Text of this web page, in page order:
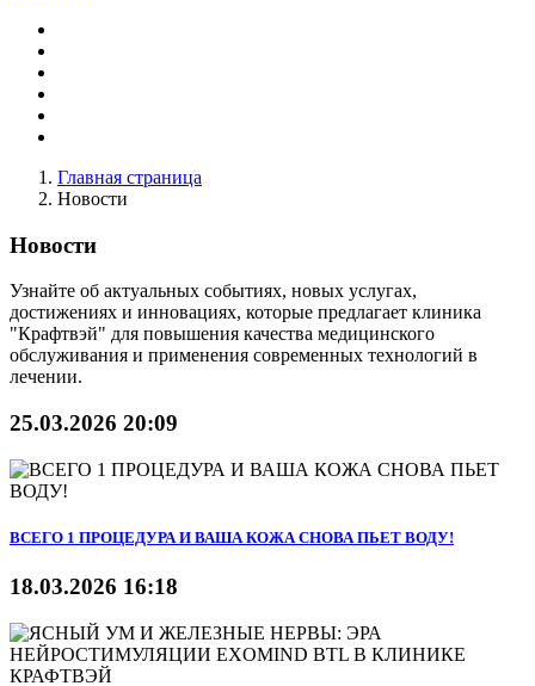
Главная страница
Новости
Новости
Узнайте об актуальных событиях, новых услугах,
достижениях и инновациях, которые предлагает клиника
"Крафтвэй" для повышения качества медицинского
обслуживания и применения современных технологий в
лечении.
25.03.2026 20:09
ВСЕГО 1 ПРОЦЕДУРА И ВАША КОЖА СНОВА ПЬЕТ ВОДУ!
18.03.2026 16:18